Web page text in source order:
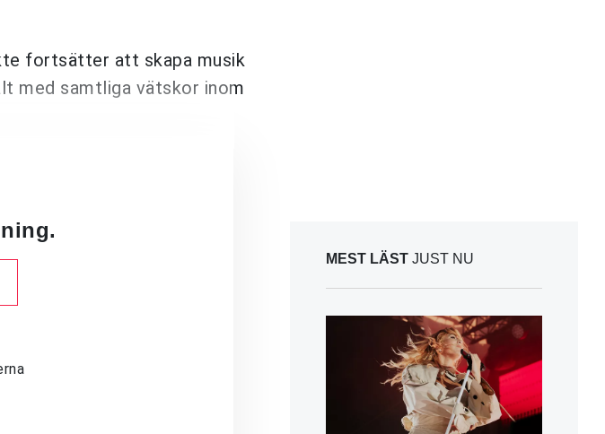
fortsätter att skapa musik
med samtliga vätskor inom
MEST LÄST JUST NU